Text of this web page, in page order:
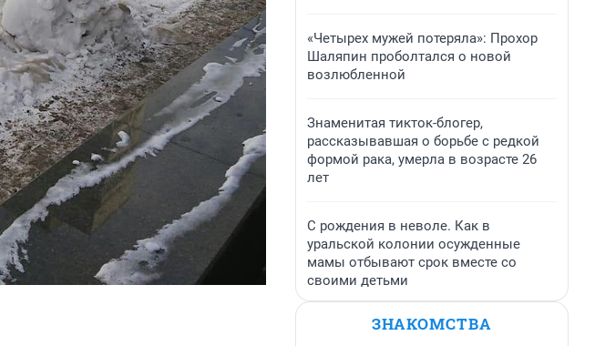
«Четырех мужей потеряла»: Прохор
Шаляпин проболтался о новой
возлюбленной
Знаменитая тикток-блогер,
рассказывавшая о борьбе с редкой
формой рака, умерла в возрасте 26
лет
С рождения в неволе. Как в
уральской колонии осужденные
мамы отбывают срок вместе со
своими детьми
ЗНАКОМСТВА